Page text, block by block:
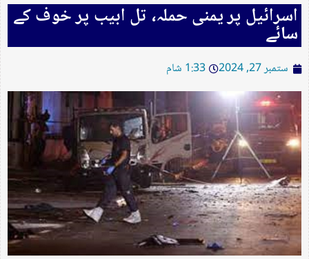
اسرائیل پر یمنی حملہ، تل ابیب پر خوف کے
سائے
ستمبر 27, 2024 1:33 شام